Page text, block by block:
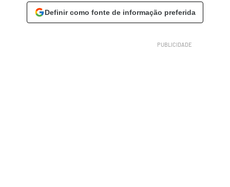
Definir como fonte de informação preferida